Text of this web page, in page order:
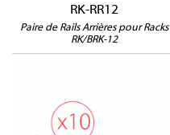
RK-RR12
Paire de Rails Arrières pour Racks
RK/BRK-12